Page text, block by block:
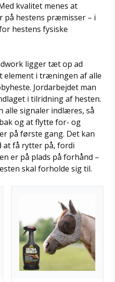
kvalitet menes at
hestens præmisser – i
hestens fysiske
ligger tæt op ad
element i træningen af alle
Jordarbejdet man
i tilridning af hesten.
alle signaler indlæres, så
og at flytte for- og
på første gang. Det kan
at få rytter på, fordi
er på plads på forhånd –
skal forholde sig til.